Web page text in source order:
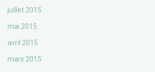
juillet 2015
mai 2015
avril 2015
mars 2015